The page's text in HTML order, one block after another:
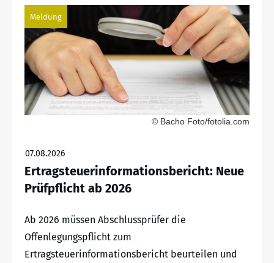
Meldung
© Bacho Foto/fotolia.com
07.08.2026
Ertragsteuerinformationsbericht: Neue
Prüfpflicht ab 2026
Ab 2026 müssen Abschlussprüfer die
Offenlegungspflicht zum
Ertragsteuerinformationsbericht beurteilen und